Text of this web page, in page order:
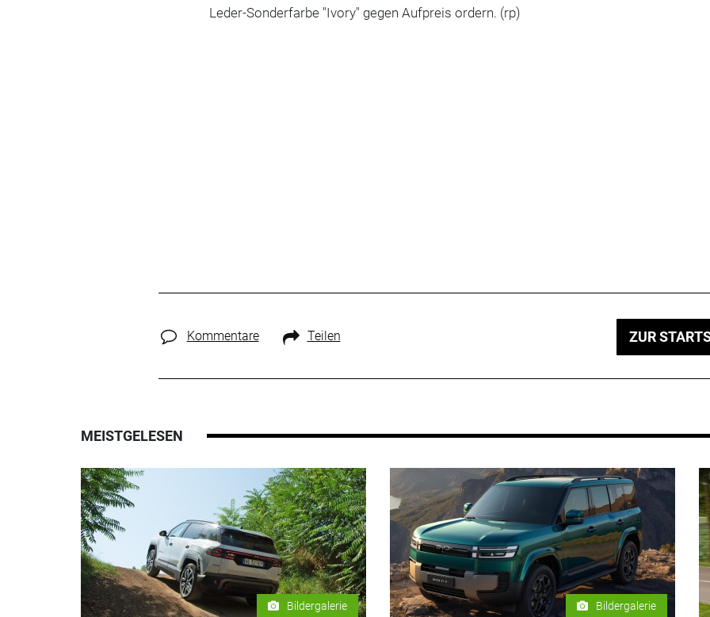
Leder-Sonderfarbe "Ivory" gegen Aufpreis ordern. (rp)
Kommentare Teilen ZUR
MEISTGELESEN
Bildergalerie Bildergalerie